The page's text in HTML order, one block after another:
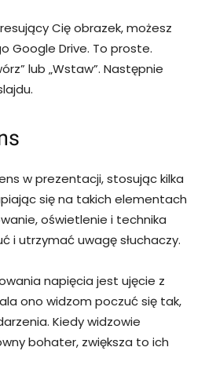
Cię obrazek, możesz
Google Drive. To proste.
lub „Wstaw”. Następnie
w prezentacji, stosując kilka
się na takich elementach
oświetlenie i technika
i utrzymać uwagę słuchaczy.
napięcia jest ujęcie z
ono widzom poczuć się tak,
Kiedy widzowie
bohater, zwiększa to ich